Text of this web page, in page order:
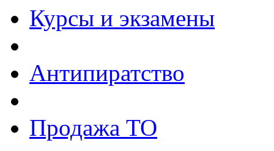
Курсы и экзамены
Антипиратство
Продажа ТО